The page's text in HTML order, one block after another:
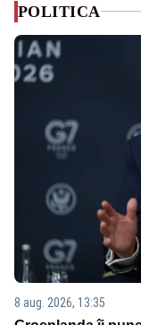
POLITICA
8 aug. 2026, 13:35